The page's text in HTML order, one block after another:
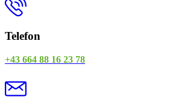
Telefon
+43 664 88 16 23 78